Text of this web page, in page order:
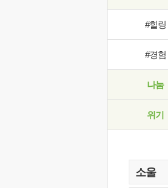
#힐링
#경험
나눔
위기